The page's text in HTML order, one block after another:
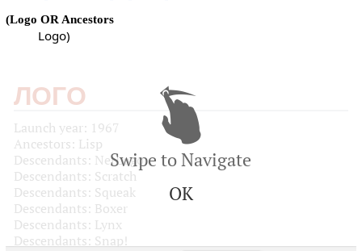
(Logo OR Ancestors
Logo)
ЛОГО
Launch year: 1967
Ancestors: Lisp
Descendants: NetLogo
Descendants: Scratch
Descendants: Squeak
Descendants: Boxer
Descendants: Lynx
Descendants: Snap!
Swipe to Navigate
OK